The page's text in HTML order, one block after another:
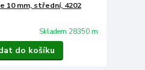
10 mm, střední, 4202
Skladem 28350 m
do košíku